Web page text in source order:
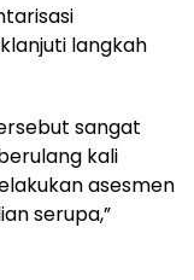
langkah
sangat
kali
asesmen
serupa,”